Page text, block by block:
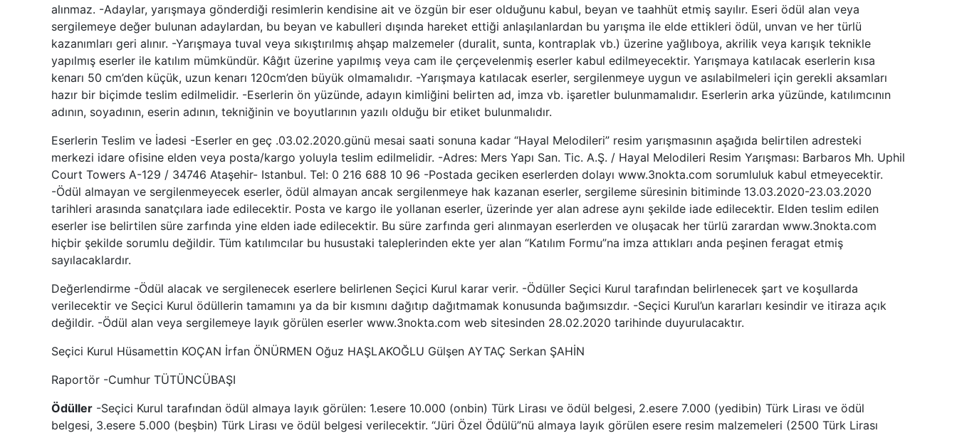
alınmaz. -Adaylar, yarışmaya gönderdiği resimlerin kendisine ait ve özgün bir eser olduğunu kabul, beyan ve taahhüt etmiş sayılır. Eseri ödül alan veya
sergilemeye değer bulunan adaylardan, bu beyan ve kabulleri dışında hareket ettiği anlaşılanlardan bu yarışma ile elde ettikleri ödül, unvan ve her türlü
kazanımları geri alınır. -Yarışmaya tuval veya sıkıştırılmış ahşap malzemeler (duralit, sunta, kontraplak vb.) üzerine yağlıboya, akrilik veya karışık teknikle
yapılmış eserler ile katılım mümkündür. Kâğıt üzerine yapılmış veya cam ile çerçevelenmiş eserler kabul edilmeyecektir. Yarışmaya katılacak eserlerin kısa
kenarı 50 cm’den küçük, uzun kenarı 120cm’den büyük olmamalıdır. -Yarışmaya katılacak eserler, sergilenmeye uygun ve asılabilmeleri için gerekli aksamları
hazır bir biçimde teslim edilmelidir. -Eserlerin ön yüzünde, adayın kimliğini belirten ad, imza vb. işaretler bulunmamalıdır. Eserlerin arka yüzünde, katılımcının
adının, soyadının, eserin adının, tekniğinin ve boyutlarının yazılı olduğu bir etiket bulunmalıdır.
Eserlerin Teslim ve İadesi -Eserler en geç .03.02.2020.günü mesai saati sonuna kadar “Hayal Melodileri” resim yarışmasının aşağıda belirtilen adresteki
merkezi idare ofisine elden veya posta/kargo yoluyla teslim edilmelidir. -Adres: Mers Yapı San. Tic. A.Ş. / Hayal Melodileri Resim Yarışması: Barbaros Mh. Uphil
Court Towers A-129 / 34746 Ataşehir- Istanbul. Tel: 0 216 688 10 96 -Postada geciken eserlerden dolayı www.3nokta.com sorumluluk kabul etmeyecektir.
-Ödül almayan ve sergilenmeyecek eserler, ödül almayan ancak sergilenmeye hak kazanan eserler, sergileme süresinin bitiminde 13.03.2020-23.03.2020
tarihleri arasında sanatçılara iade edilecektir. Posta ve kargo ile yollanan eserler, üzerinde yer alan adrese aynı şekilde iade edilecektir. Elden teslim edilen
eserler ise belirtilen süre zarfında yine elden iade edilecektir. Bu süre zarfında geri alınmayan eserlerden ve oluşacak her türlü zarardan www.3nokta.com
hiçbir şekilde sorumlu değildir. Tüm katılımcılar bu husustaki taleplerinden ekte yer alan “Katılım Formu”na imza attıkları anda peşinen feragat etmiş
sayılacaklardır.
Değerlendirme -Ödül alacak ve sergilenecek eserlere belirlenen Seçici Kurul karar verir. -Ödüller Seçici Kurul tarafından belirlenecek şart ve koşullarda
verilecektir ve Seçici Kurul ödüllerin tamamını ya da bir kısmını dağıtıp dağıtmamak konusunda bağımsızdır. -Seçici Kurul’un kararları kesindir ve itiraza açık
değildir. -Ödül alan veya sergilemeye layık görülen eserler www.3nokta.com web sitesinden 28.02.2020 tarihinde duyurulacaktır.
Seçici Kurul Hüsamettin KOÇAN İrfan ÖNÜRMEN Oğuz HAŞLAKOĞLU Gülşen AYTAÇ Serkan ŞAHİN
Raportör -Cumhur TÜTÜNCÜBAŞI
Ödüller -Seçici Kurul tarafından ödül almaya layık görülen: 1.esere 10.000 (onbin) Türk Lirası ve ödül belgesi, 2.esere 7.000 (yedibin) Türk Lirası ve ödül
belgesi, 3.esere 5.000 (beşbin) Türk Lirası ve ödül belgesi verilecektir. “Jüri Özel Ödülü”nü almaya layık görülen esere resim malzemeleri (2500 Türk Lirası